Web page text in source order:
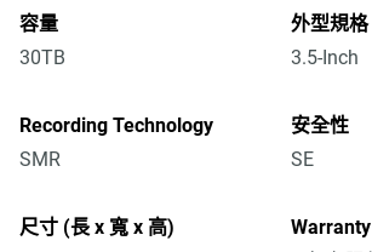
容量
30TB
外型規格
3.5-Inch
Recording Technology
SMR
安全性
SE
尺寸 (長 x 寬 x 高)
Warranty